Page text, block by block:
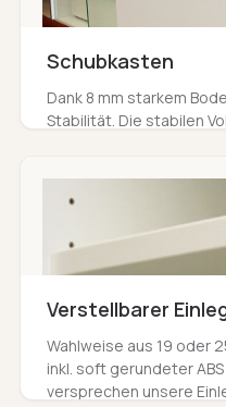
Schubkasten
Dank 8 mm starkem
Stabilität. Die stabilen
Verstellbarer
Wahlweise aus 19 oder
inkl. soft gerundeter
versprechen unsere